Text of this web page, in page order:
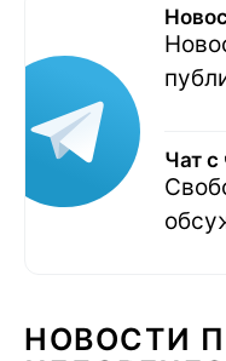
Чат с
НОВОСТИ